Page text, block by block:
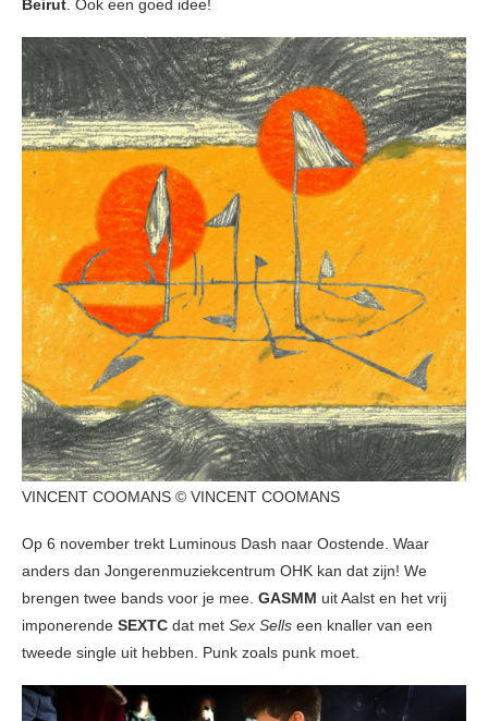
Beirut . Ook een goed idee!
VINCENT COOMANS © VINCENT COOMANS
Op 6 november trekt Luminous Dash naar Oostende. Waar
anders dan Jongerenmuziekcentrum OHK kan dat zijn! We
brengen twee bands voor je mee. GASMM uit Aalst en het vrij
imponerende SEXTC dat met Sex Sells een knaller van een
tweede single uit hebben. Punk zoals punk moet.